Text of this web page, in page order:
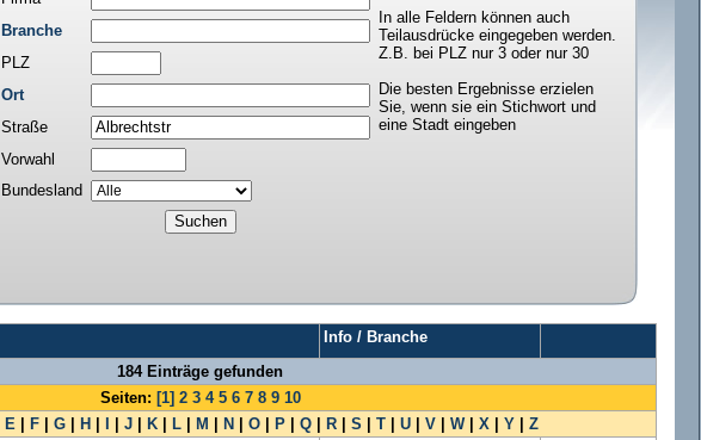
In alle Feldern können auch
Teilausdrücke eingegeben werden.
Z.B. bei PLZ nur 3 oder nur 30
Die besten Ergebnisse erzielen
Sie, wenn sie ein Stichwort und
eine Stadt eingeben
Branche
PLZ
Ort
Straße
Vorwahl
Bundesland
Info / Branche
184 Einträge gefunden
Seiten: [1] 2 3 4 5 6 7 8 9 10
E F G H J K L M N O P Q R S T U V W| X Y
Z